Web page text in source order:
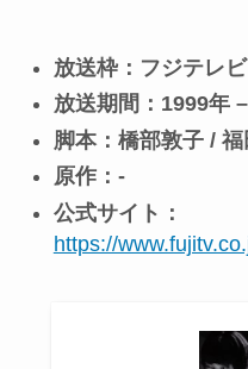
放送枠：フジテレ
放送期間：1999年
脚本：橋部敦子 /
原作：-
公式サイト：
https://